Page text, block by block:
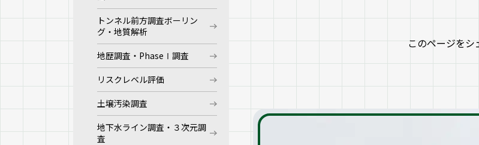
このページをシ
トンネル前方調査ボーリン
グ・地質解析
地歴調査・PhaseⅠ調査
リスクレベル評価
土壌汚染調査
地下水ライン調査・３次元調
査